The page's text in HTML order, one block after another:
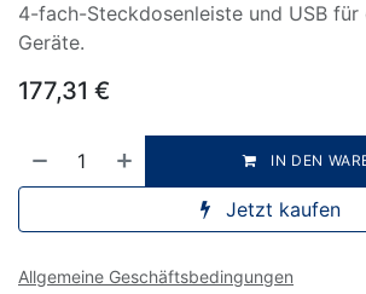
4-fach-Steckdosenleiste und USB für
Geräte.
177,31 €
IN DEN
Jetzt kaufen
Allgemeine Geschäftsbedingungen